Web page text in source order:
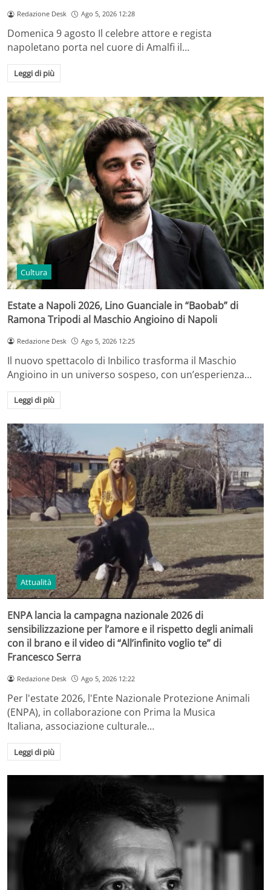
Redazione Desk Ago 5, 2026 12:28
Domenica 9 agosto Il celebre attore e regista
napoletano porta nel cuore di Amalfi il…
Leggi di più
Cultura
Estate a Napoli 2026, Lino Guanciale in “Baobab” di
Ramona Tripodi al Maschio Angioino di Napoli
Redazione Desk Ago 5, 2026 12:25
Il nuovo spettacolo di Inbilico trasforma il Maschio
Angioino in un universo sospeso, con un’esperienza…
Leggi di più
Attualità
ENPA lancia la campagna nazionale 2026 di
sensibilizzazione per l’amore e il rispetto degli animali
con il brano e il video di “All’infinito voglio te” di
Francesco Serra
Redazione Desk Ago 5, 2026 12:22
Per l'estate 2026, l'Ente Nazionale Protezione Animali
(ENPA), in collaborazione con Prima la Musica
Italiana, associazione culturale…
Leggi di più